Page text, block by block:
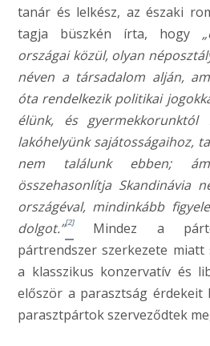
tanár és lelkész, az északi
tagja büszkén írta, hogy
országai közül, olyan
néven a társadalom alján,
óta rendelkezik politikai
élünk, és gyermekkorunktól
lakóhelyünk sajátosságaihoz,
nem találunk ebben;
összehasonlítja Skandinávia
országéval, mindinkább
dolgot.”[2]Mindez a
pártrendszer szerkezete
a klasszikus konzervatív és
először a parasztság érdekeit
parasztpártok szerveződtek